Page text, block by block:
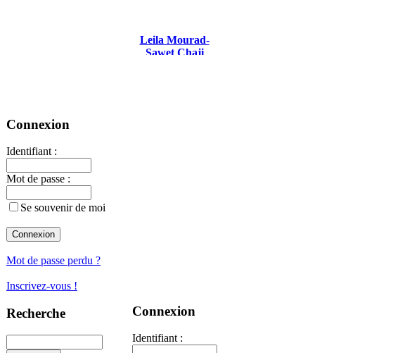
Connexion
Identifiant :
Mot de passe :
Se souvenir de moi
Mot de passe perdu ?
Inscrivez-vous !
Recherche
Leila Mourad-
Sawet Chaji
Connexion
Identifiant :